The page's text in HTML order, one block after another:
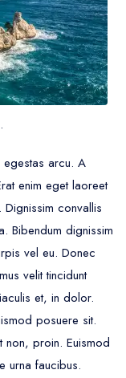
egestas arcu. A
enim eget laoreet
convallis
Bibendum dignissim
vel eu. Donec
velit tincidunt
et, in dolor.
posuere sit.
non, proin. Euismod
urna faucibus.